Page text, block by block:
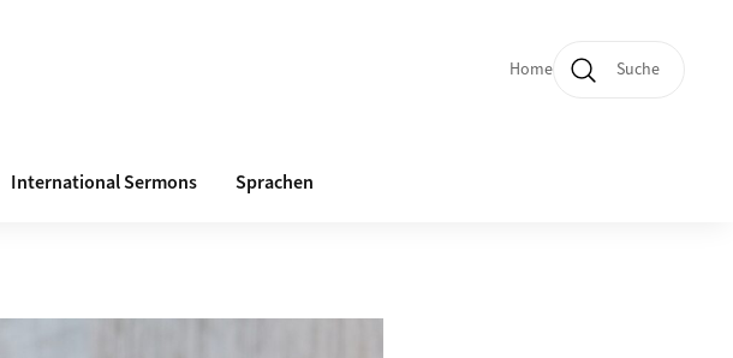
Quicklinks und
Home Suche
International Sermons Sprachen